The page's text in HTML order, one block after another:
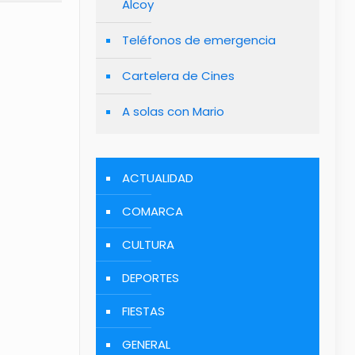
Alcoy
Teléfonos de emergencia
Cartelera de Cines
A solas con Mario
ACTUALIDAD
COMARCA
CULTURA
DEPORTES
FIESTAS
GENERAL